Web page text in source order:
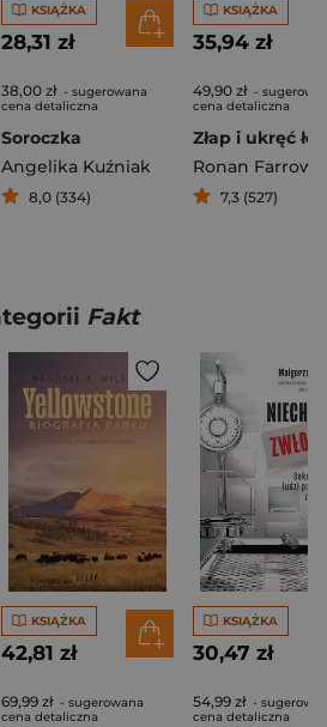
KSIĄŻKA
28,31 zł
38,00 zł - sugerowana
cena detaliczna
Soroczka
Angelika Kuźniak
8,0 (334)
KSIĄŻKA
35,94 zł
49,90 zł -
cena detaliczna
Ronan Farrow
7,3 (527)
Fakt
KSIĄŻKA
42,81 zł
69,99 zł - sugerowana
cena detaliczna
KSIĄŻKA
30,47 zł
54,99 zł -
cena detaliczna